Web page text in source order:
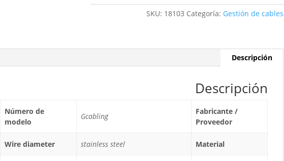
SKU: 18103 Categoría: Gestión de cables
Descripción
Descripción
Fabricante /
Proveedor
Gcabling
Número de
modelo
Material
stainless steel
Wire diameter